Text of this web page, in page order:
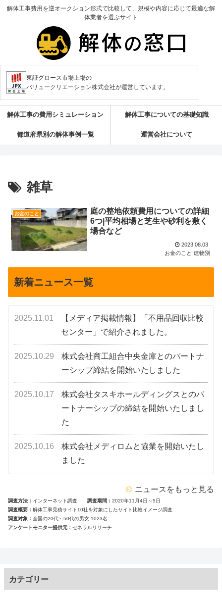
解体工事費用を逆オークション形式で比較して、規模や内容に応じて最適な解
体業者を選ぶサイト
東証グロース市場上場の
バリュークリエーション株式会社が運営しています。
解体工事の費用シミュレーション 解体工事についての基礎知識
都道府県別の解体事例一覧 運営会社について
雑草
お金のこと
庭の整地依頼費用についての詳細
6つ|平均相場と芝生や砂利を敷く
場合など
2023.08.03
お金のこと 建物別
新着ニュース一覧
2025.11.01
【メディア掲載情報】「不用品回収比較
センター」で紹介されました。
2025.10.29
株式会社商工組合中央金庫とのパートナ
ーシップ締結を開始いたしました
2025.10.17
株式会社タスキホールディングスとのパ
ートナーシップの締結を開始いたしまし
た
2025.10.16
株式会社メディロムと協業を開始いたし
ました
ニュースをもっと見る
調査方法 インターネット調査 調査期間
2020年11月4日～5日
調査概要
解体工事見積サイト10社を対象にしたサイト比較イメージ調査
調査対象
全国の20代～50代の男女 1023名
アンケートモニター提供元
ゼネラルリサーチ
カテゴリー